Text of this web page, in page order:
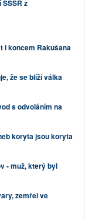
z
i koncem Rakušana
že se blíží válka
s odvoláním na
koryta jsou koryta
- muž, který byl
zemřel ve